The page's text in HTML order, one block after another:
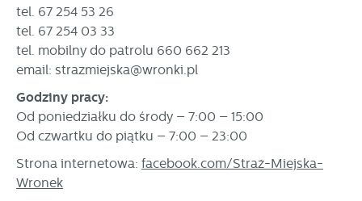
tel. 67 254 53 26
tel. 67 254 03 33
tel. mobilny do patrolu 660 662 213
email: strazmiejska@wronki.pl
Godziny pracy:
Od poniedziałku do środy – 7:00 – 15:00
Od czwartku do piątku – 7:00 – 23:00
Strona internetowa: facebook.com/Straż-Miejska-
Wronek
Dane pozwalają nam na ocenę naszych serwisów
internetowych pod względem ich popularności wśród
formie zanonimizowanej. Wyrażenie zgody na analityczne
pliki cookies gwarantuje dostępność wszystkich
funkcjonalności.
Reklamowe
Dzięki reklamowym plikom cookies prezentujemy Ci
najciekawsze informacje i aktualności na stronach naszych
partnerów.
Promocyjne pliki cookies służą do prezentowania Ci naszych
komunikatów na podstawie analizy Twoich upodobań oraz
Twoich zwyczajów dotyczących przeglądanej witryny
internetowej. Treści promocyjne mogą pojawić się na
stronach podmiotów trzecich lub firm będących naszymi
partnerami oraz innych dostawców usług. Firmy te działają
w charakterze pośredników prezentujących nasze treści w
Więcej